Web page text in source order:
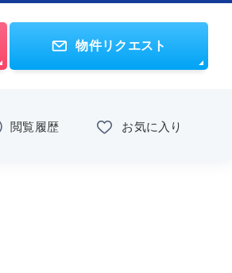
物件リクエスト
閲覧履歴 お気に入り